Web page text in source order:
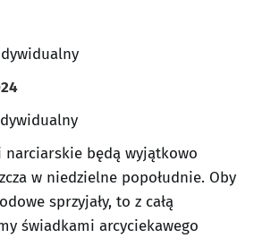
narciarskie będą wyjątkowo
w niedzielne popołudnie. Oby
sprzyjały, to z całą
świadkami arcyciekawego